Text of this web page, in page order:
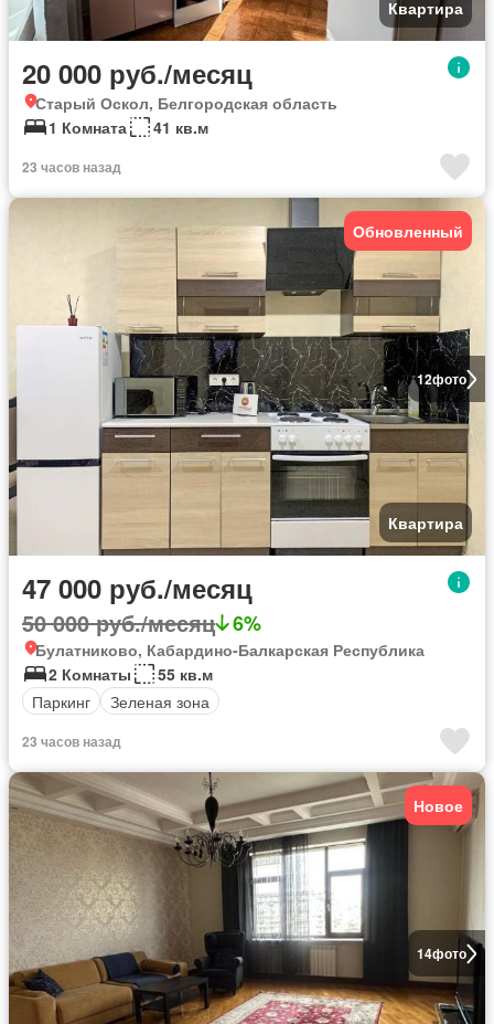
Квартира
20 000 руб./месяц
Старый Оскол, Белгородская область
1 Комната
41 кв.м
23 часов назад
12фото
Обновленный
Квартира
47 000 руб./месяц
50 000 руб./месяц 6%
Булатниково, Кабардино-Балкарская Республика
2 Комнаты
55 кв.м
Паркинг
Зеленая зона
23 часов назад
14фото
Новое